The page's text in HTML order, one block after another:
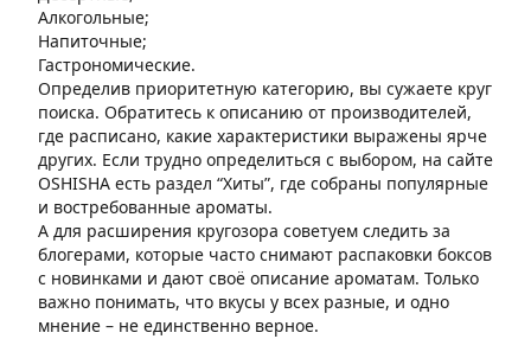
Алкогольные;
Напиточные;
Гастрономические.
Определив приоритетную категорию, вы сужаете круг
поиска. Обратитесь к описанию от производителей,
где расписано, какие характеристики выражены ярче
других. Если трудно определиться с выбором, на сайте
OSHISHA есть раздел “Хиты”, где собраны популярные
и востребованные ароматы.
А для расширения кругозора советуем следить за
блогерами, которые часто снимают распаковки боксов
с новинками и дают своё описание ароматам. Только
важно понимать, что вкусы у всех разные, и одно
мнение – не единственно верное.